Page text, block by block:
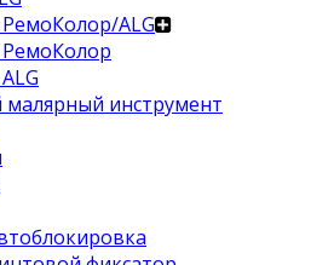
ALG
инструмент